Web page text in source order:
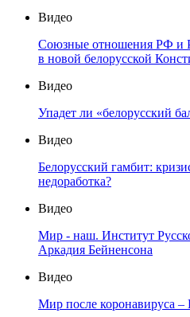
Видео
Союзные отношения РФ и
в новой белорусской
Видео
Упадет ли «белорусский
Видео
Белорусский гамбит:
недоработка?
Видео
Мир - наш. Институт
Аркадия Бейненсона
Видео
Мир после коронавируса –